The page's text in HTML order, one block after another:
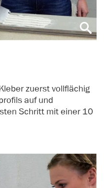
zuerst vollflächig
auf und
Schritt mit einer 10